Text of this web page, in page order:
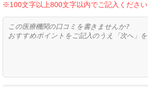
※100文字以上800文字以内でご記入ください